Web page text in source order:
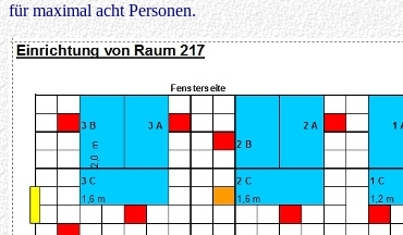
für maximal acht Personen.